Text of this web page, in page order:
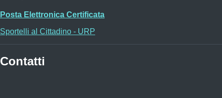
Posta Elettronica Certificata
Sportelli al Cittadino - URP
Contatti